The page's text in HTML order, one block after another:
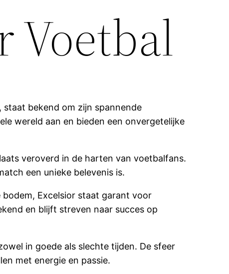
Voetbal
bekend om zijn spannende
wereld aan en bieden een onvergetelijke
veroverd in de harten van voetbalfans.
een unieke belevenis is.
Excelsior staat garant voor
en blijft streven naar succes op
in goede als slechte tijden. De sfeer
met energie en passie.